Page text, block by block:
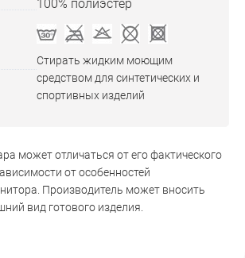
100% полиэстер
Стирать жидким моющим
средством для синтетических и
спортивных изделий
может отличаться от его фактического
от особенностей
Производитель может вносить
вид готового изделия.